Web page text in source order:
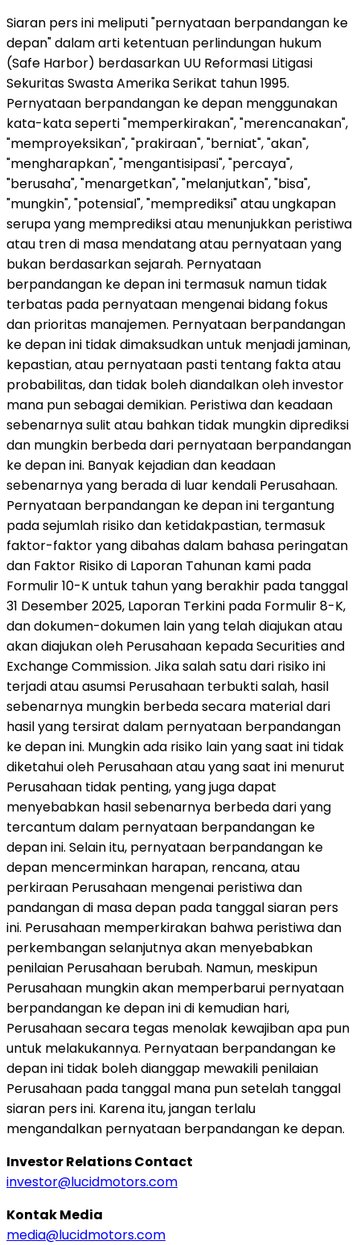
Siaran pers ini meliputi "pernyataan berpandangan ke
depan" dalam arti ketentuan perlindungan hukum
(Safe Harbor) berdasarkan UU Reformasi Litigasi
Sekuritas Swasta Amerika Serikat tahun 1995.
Pernyataan berpandangan ke depan menggunakan
kata-kata seperti "memperkirakan", "merencanakan",
"memproyeksikan", "prakiraan", "berniat", "akan",
"mengharapkan", "mengantisipasi", "percaya",
"berusaha", "menargetkan", "melanjutkan", "bisa",
"mungkin", "potensial", "memprediksi" atau ungkapan
serupa yang memprediksi atau menunjukkan peristiwa
atau tren di masa mendatang atau pernyataan yang
bukan berdasarkan sejarah. Pernyataan
berpandangan ke depan ini termasuk namun tidak
terbatas pada pernyataan mengenai bidang fokus
dan prioritas manajemen. Pernyataan berpandangan
ke depan ini tidak dimaksudkan untuk menjadi jaminan,
kepastian, atau pernyataan pasti tentang fakta atau
probabilitas, dan tidak boleh diandalkan oleh investor
mana pun sebagai demikian. Peristiwa dan keadaan
sebenarnya sulit atau bahkan tidak mungkin diprediksi
dan mungkin berbeda dari pernyataan berpandangan
ke depan ini. Banyak kejadian dan keadaan
sebenarnya yang berada di luar kendali Perusahaan.
Pernyataan berpandangan ke depan ini tergantung
pada sejumlah risiko dan ketidakpastian, termasuk
faktor-faktor yang dibahas dalam bahasa peringatan
dan Faktor Risiko di Laporan Tahunan kami pada
Formulir 10-K untuk tahun yang berakhir pada tanggal
31 Desember 2025, Laporan Terkini pada Formulir 8-K,
dan dokumen-dokumen lain yang telah diajukan atau
akan diajukan oleh Perusahaan kepada Securities and
Exchange Commission. Jika salah satu dari risiko ini
terjadi atau asumsi Perusahaan terbukti salah, hasil
sebenarnya mungkin berbeda secara material dari
hasil yang tersirat dalam pernyataan berpandangan
ke depan ini. Mungkin ada risiko lain yang saat ini tidak
diketahui oleh Perusahaan atau yang saat ini menurut
Perusahaan tidak penting, yang juga dapat
menyebabkan hasil sebenarnya berbeda dari yang
tercantum dalam pernyataan berpandangan ke
depan ini. Selain itu, pernyataan berpandangan ke
depan mencerminkan harapan, rencana, atau
perkiraan Perusahaan mengenai peristiwa dan
pandangan di masa depan pada tanggal siaran pers
ini. Perusahaan memperkirakan bahwa peristiwa dan
perkembangan selanjutnya akan menyebabkan
penilaian Perusahaan berubah. Namun, meskipun
Perusahaan mungkin akan memperbarui pernyataan
berpandangan ke depan ini di kemudian hari,
Perusahaan secara tegas menolak kewajiban apa pun
untuk melakukannya. Pernyataan berpandangan ke
depan ini tidak boleh dianggap mewakili penilaian
Perusahaan pada tanggal mana pun setelah tanggal
siaran pers ini. Karena itu, jangan terlalu
mengandalkan pernyataan berpandangan ke depan.
Investor Relations Contact
investor@lucidmotors.com
Kontak Media
media@lucidmotors.com